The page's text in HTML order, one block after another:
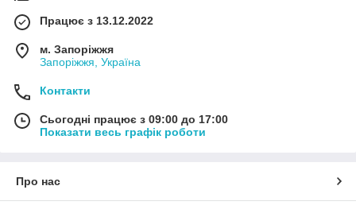
Працює з 13.12.2022
м. Запоріжжя
Запоріжжя, Україна
Контакти
Сьогодні працює з 09:00 до 17:00
Показати весь графік роботи
Про нас